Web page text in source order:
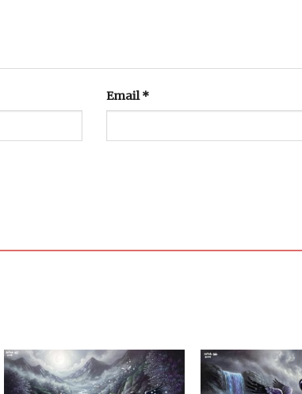
Email*